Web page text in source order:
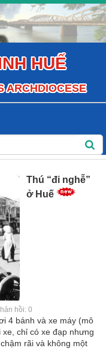
HUẾ
ARCHDIOCESE
Thú “đi nghễ”
ở Huế
hồi: 0
4 bánh và xe máy (mô
chỉ có xe đạp nhưng
rãi và không một